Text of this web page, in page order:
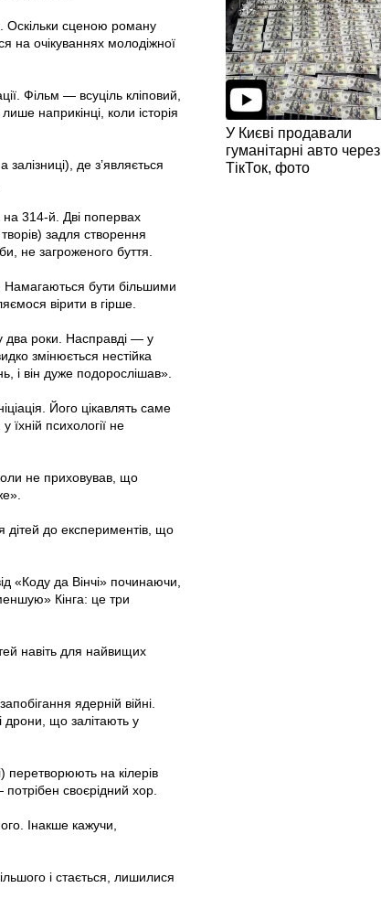
Оскільки сценою роману
на очікуваннях молодіжної
Фільм — всуціль кліповий,
наприкінці, коли історія
де з’являється
на 314-й. Дві попервах
задля створення
не загроженого буття.
Намагаються бути більшими
вірити в гірше.
два роки. Насправді — у
змінюється нестійка
і він дуже подорослішав».
Його цікавлять саме
їхній психології не
не приховував, що
до експериментів, що
«Коду да Вінчі» починаючи,
Кінга: це три
навіть для найвищих
ядерній війні.
дрони, що залітають у
перетворюють на кілерів
своєрідний хор.
Інакше кажучи,
і стається, лишилися
У Києві продавали
гуманітарні авто через
ТікТок, фото